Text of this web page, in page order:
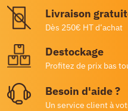
Livraison
Dès 250€ HT d’achat
Destockage
Profitez de prix bas
Besoin d'aide ?
Un service client à